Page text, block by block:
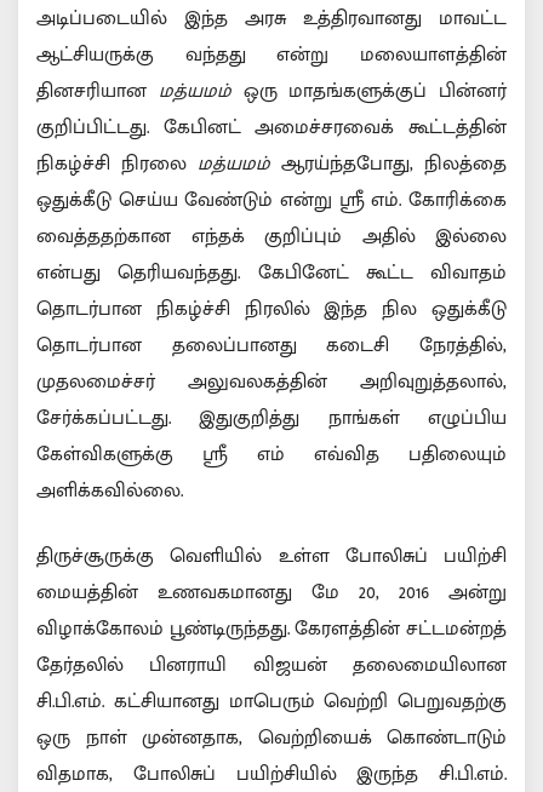
அடிப்படையில் இந்த அரசு உத்திரவானது மாவட்ட
ஆட்சியருக்கு வந்தது என்று மலையாளத்தின்
தினசரியான மத்யமம்ஒரு மாதங்களுக்குப் பின்னர்
குறிப்பிட்டது. கேபினட் அமைச்சரவைக் கூட்டத்தின்
நிகழ்ச்சி நிரலை மத்யமம் ஆரய்ந்தபோது, நிலத்தை
ஒதுக்கீடு செய்ய வேண்டும் என்று ஸ்ரீ எம். கோரிக்கை
வைத்ததற்கான எந்தக் குறிப்பும் அதில் இல்லை
என்பது தெரியவந்தது. கேபினேட் கூட்ட விவாதம்
தொடர்பான நிகழ்ச்சி நிரலில் இந்த நில ஒதுக்கீடு
தொடர்பான தலைப்பானது கடைசி நேரத்தில்,
முதலமைச்சர் அலுவலகத்தின் அறிவுறுத்தலால்,
சேர்க்கப்பட்டது. இதுகுறித்து நாங்கள் எழுப்பிய
கேள்விகளுக்கு ஸ்ரீ எம் எவ்வித பதிலையும்
அளிக்கவில்லை.
திருச்சூருக்கு வெளியில் உள்ள போலிசுப் பயிற்சி
மையத்தின் உணவகமானது மே 20, 2016 அன்று
விழாக்கோலம் பூண்டிருந்தது. கேரளத்தின் சட்டமன்றத்
தேர்தலில் பினராயி விஜயன் தலைமையிலான
சி.பி.எம். கட்சியானது மாபெரும் வெற்றி பெறுவதற்கு
ஒரு நாள் முன்னதாக, வெற்றியைக் கொண்டாடும்
விதமாக, போலிசுப் பயிற்சியில் இருந்த சி.பி.எம்.